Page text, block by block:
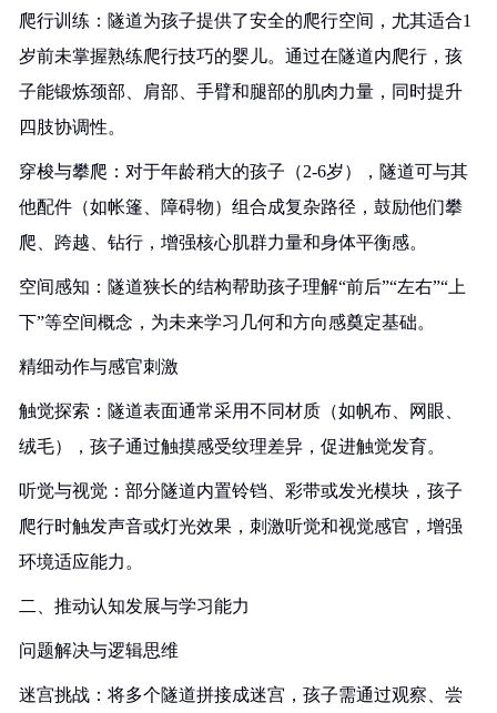
爬行训练：隧道为孩子提供了安全的爬行空间，尤其适合1
岁前未掌握熟练爬行技巧的婴儿。通过在隧道内爬行，孩
子能锻炼颈部、肩部、手臂和腿部的肌肉力量，同时提升
四肢协调性。
穿梭与攀爬：对于年龄稍大的孩子（2-6岁），隧道可与其
他配件（如帐篷、障碍物）组合成复杂路径，鼓励他们攀
爬、跨越、钻行，增强核心肌群力量和身体平衡感。
空间感知：隧道狭长的结构帮助孩子理解“前后”“左右”“上
下”等空间概念，为未来学习几何和方向感奠定基础。
精细动作与感官刺激
触觉探索：隧道表面通常采用不同材质（如帆布、网眼、
绒毛），孩子通过触摸感受纹理差异，促进触觉发育。
听觉与视觉：部分隧道内置铃铛、彩带或发光模块，孩子
爬行时触发声音或灯光效果，刺激听觉和视觉感官，增强
环境适应能力。
二、推动认知发展与学习能力
问题解决与逻辑思维
迷宫挑战：将多个隧道拼接成迷宫，孩子需通过观察、尝